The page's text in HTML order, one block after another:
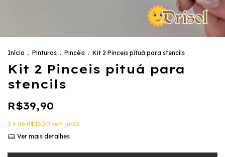
Início . Pinturas . Pincéis . Kit 2 Pinceis pituá para stencils
Kit 2 Pinceis pituá para
stencils
R$39,90
3 x de R$13,30 sem juros
Ver mais detalhes